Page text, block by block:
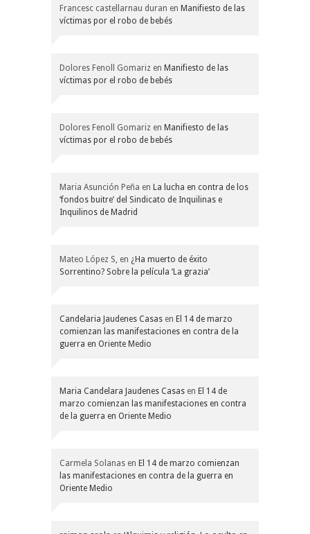
Francesc castellarnau duran en Manifiesto de las
víctimas por el robo de bebés
Dolores Fenoll Gomariz en Manifiesto de las
víctimas por el robo de bebés
Dolores Fenoll Gomariz en Manifiesto de las
víctimas por el robo de bebés
Maria Asunción Peña en La lucha en contra de los
‘fondos buitre’ del Sindicato de Inquilinas e
Inquilinos de Madrid
Mateo López S, en ¿Ha muerto de éxito
Sorrentino? Sobre la película ‘La grazia’
Candelaria Jaudenes Casas en El 14 de marzo
comienzan las manifestaciones en contra de la
guerra en Oriente Medio
Maria Candelara Jaudenes Casas en El 14 de
marzo comienzan las manifestaciones en contra
de la guerra en Oriente Medio
Carmela Solanas en El 14 de marzo comienzan
las manifestaciones en contra de la guerra en
Oriente Medio